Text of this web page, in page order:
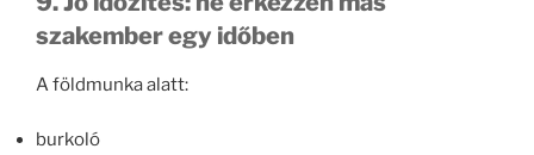
szakember egy időben
A földmunka alatt:
burkoló